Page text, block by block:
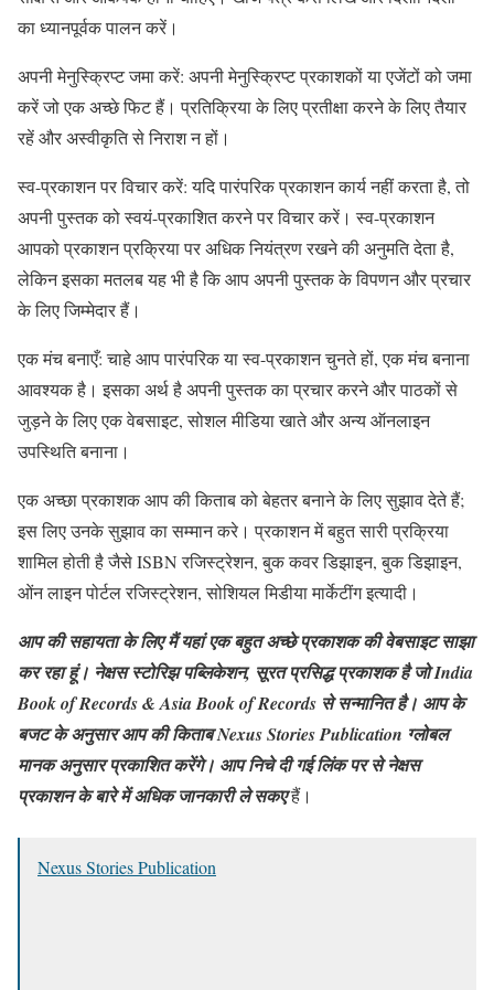
का ध्यानपूर्वक पालन करें।
अपनी मेनुस्क्रिप्ट जमा करें: अपनी मेनुस्क्रिप्ट प्रकाशकों या एजेंटों को जमा
करें जो एक अच्छे फिट हैं। प्रतिक्रिया के लिए प्रतीक्षा करने के लिए तैयार
रहें और अस्वीकृति से निराश न हों।
स्व-प्रकाशन पर विचार करें: यदि पारंपरिक प्रकाशन कार्य नहीं करता है, तो
अपनी पुस्तक को स्वयं-प्रकाशित करने पर विचार करें। स्व-प्रकाशन
आपको प्रकाशन प्रक्रिया पर अधिक नियंत्रण रखने की अनुमति देता है,
लेकिन इसका मतलब यह भी है कि आप अपनी पुस्तक के विपणन और प्रचार
के लिए जिम्मेदार हैं।
एक मंच बनाएँ: चाहे आप पारंपरिक या स्व-प्रकाशन चुनते हों, एक मंच बनाना
आवश्यक है। इसका अर्थ है अपनी पुस्तक का प्रचार करने और पाठकों से
जुड़ने के लिए एक वेबसाइट, सोशल मीडिया खाते और अन्य ऑनलाइन
उपस्थिति बनाना।
एक अच्छा प्रकाशक आप की किताब को बेहतर बनाने के लिए सुझाव देते हैं;
इस लिए उनके सुझाव का सम्मान करे। प्रकाशन में बहुत सारी प्रक्रिया
शामिल होती है जैसे ISBN रजिस्ट्रेशन, बुक कवर डिझाइन, बुक डिझाइन,
ओंन लाइन पोर्टल रजिस्ट्रेशन, सोशियल मिडीया मार्केटींग इत्यादी।
आप की सहायता के लिए मैं यहां एक बहुत अच्छे प्रकाशक की वेबसाइट साझा
कर रहा हूं। नेक्षस स्टोरिझ पब्लिकेशन, सूरत प्रसिद्ध प्रकाशक है जो India
Book of Records & Asia Book of Records से सन्मानित है। आप के
बजट के अनुसार आप की किताब Nexus Stories Publication ग्लोबल
मानक अनुसार प्रकाशित करेंगे। आप निचे दी गई लिंक पर से नेक्षस
प्रकाशन के बारे में अधिक जानकारी ले सकएहैं।
Nexus Stories Publication